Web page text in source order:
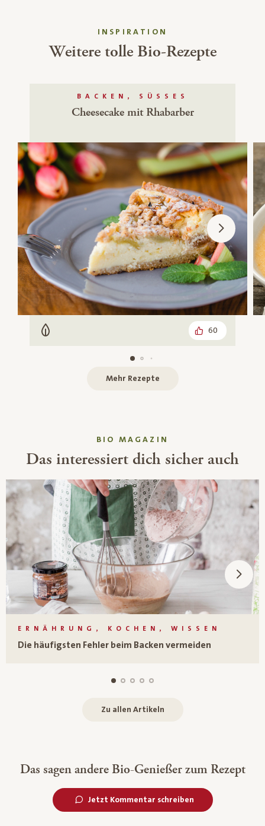
INSPIRATION
Weitere tolle Bio-Rezepte
BACKEN, SÜSSES
Cheesecake mit Rhabarber
Vegetarisch 60
Mehr Rezepte
BIO MAGAZIN
Das interessiert dich sicher auch
ERNÄHRUNG, KOCHEN, WISSEN
Die häufigsten Fehler beim Backen vermeiden
Zu allen Artikeln
Das sagen andere Bio-Genießer zum Rezept
Jetzt Kommentar schreiben